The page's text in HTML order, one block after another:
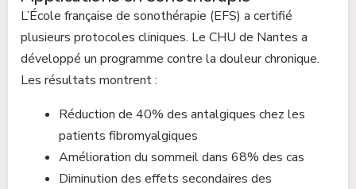
L’École française de sonothérapie (EFS) a certifié
plusieurs protocoles cliniques. Le CHU de Nantes a
développé un programme contre la douleur chronique.
Les résultats montrent :
Réduction de 40% des antalgiques chez les
patients fibromyalgiques
Amélioration du sommeil dans 68% des cas
Diminution des effets secondaires des